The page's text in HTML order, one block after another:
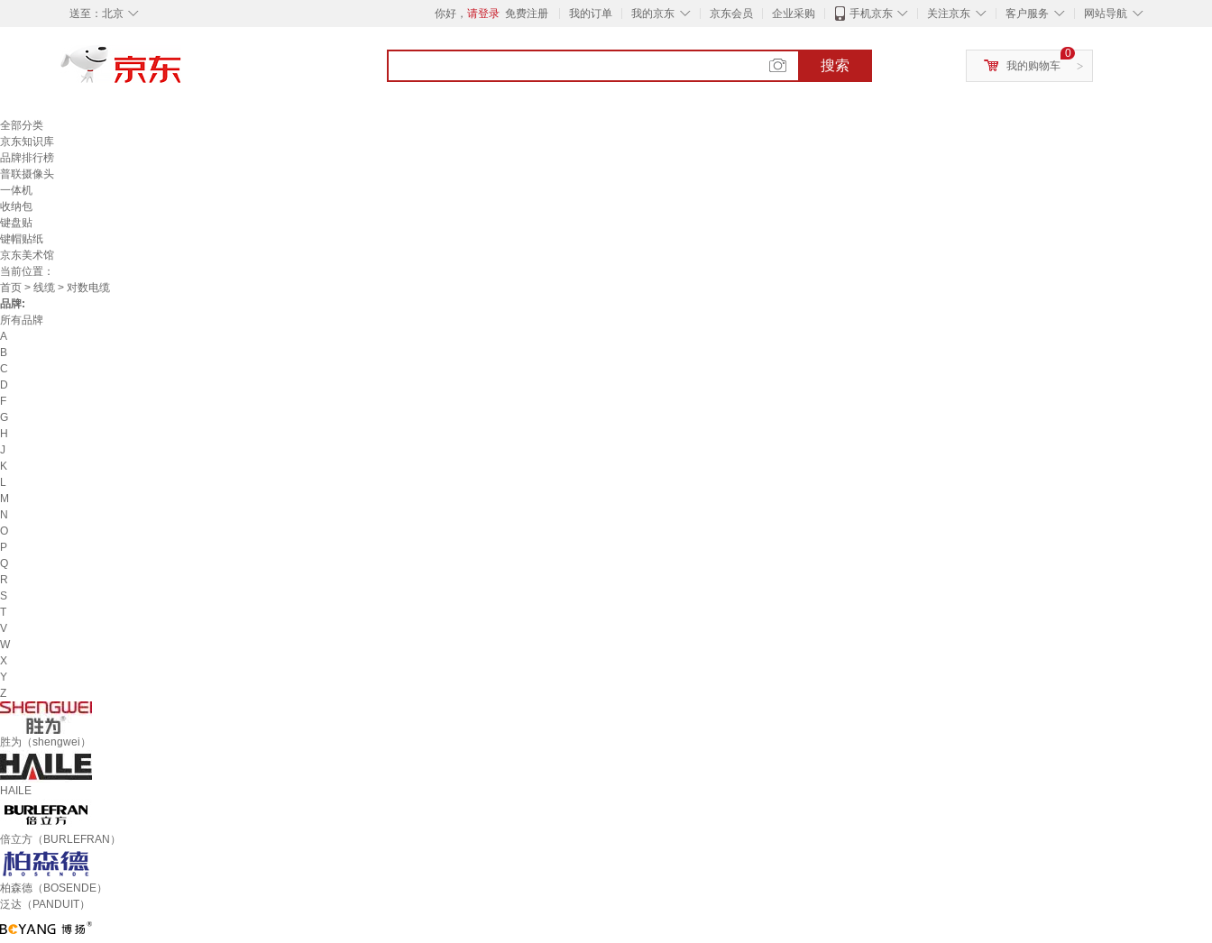
◇
送至： 北京 你好， 请登录 免费注册 我的订单 ◇
我的京东 京东会员 企业采购 ◇
手机京东 ◇
关注京东 ◇
客户服务 ◇
网站导航
搜索 >
0
我的购物车
全部分类
京东知识库
品牌排行榜
普联摄像头
一体机
收纳包
键盘贴
键帽贴纸
京东美术馆
当前位置：
首页 > 线缆 > 对数电缆
品牌:
所有品牌
A
B
C
D
F
G
H
J
K
L
M
N
O
P
Q
R
S
T
V
W
X
Y
Z
胜为（shengwei）
HAILE
倍立方（BURLEFRAN）
柏森德（BOSENDE）
泛达（PANDUIT）